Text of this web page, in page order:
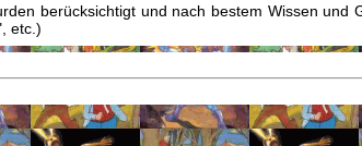
berücksichtigt und nach bestem Wissen und
etc.)